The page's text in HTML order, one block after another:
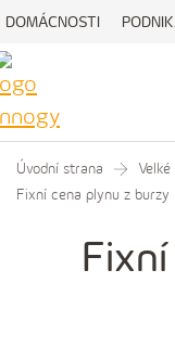
DOMÁCNOSTI
Úvodní strana
Fixní cena plynu z burzy